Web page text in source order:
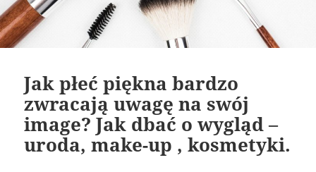
Jak płeć piękna bardzo
zwracają uwagę na swój
image? Jak dbać o wygląd –
uroda, make-up , kosmetyki.